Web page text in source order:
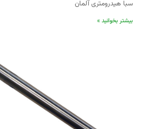
سبا هیدرومتری آلمان
بیشتر بخوانید »